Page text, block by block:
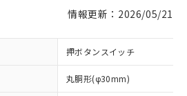
情報更新：2026/05/21
押ボタンスイッチ
丸胴形(φ30mm)